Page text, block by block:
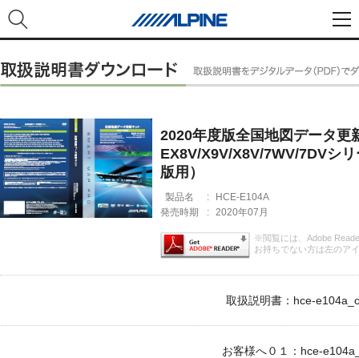
2020年度版全国地図データ更
EX8V/X9V/X8V/7WV/7DVシ
版用）
製品名 :
HCE-E104A
発売時期
: 2020年07月
※閲覧には、Adobe
お持ちでない方は左のア
取扱説明書：hce-
お客様へ０１：hce-